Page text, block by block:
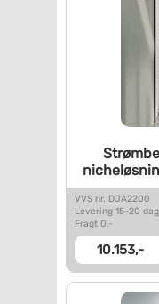
VVS nr. DJA2200
Levering 15-20
Fragt 0,-
10.153,-